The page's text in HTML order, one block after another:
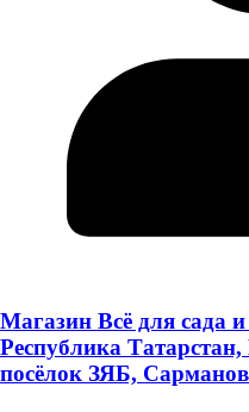
Магазин Всё для сада
Республика
посёлок ЗЯБ,